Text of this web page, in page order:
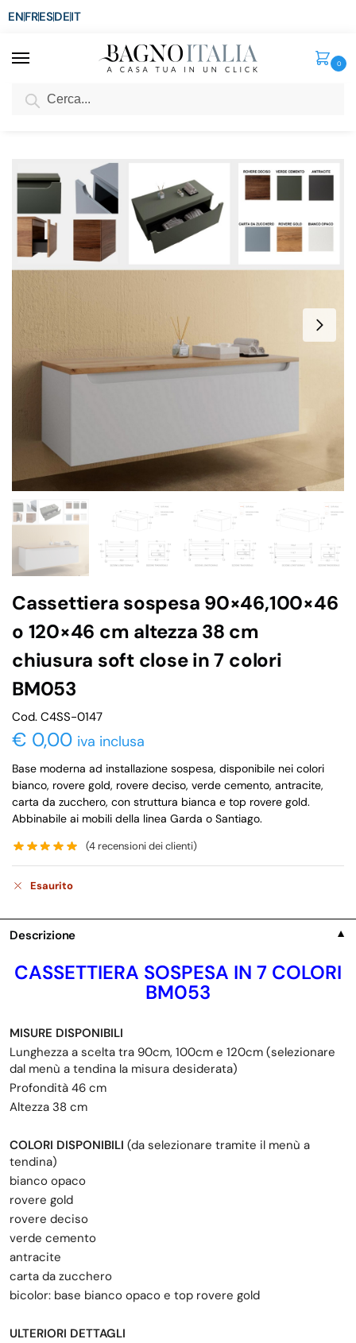
ENFRESDEIT
0
SCONTO del 3%
Cassettiera sospesa 90×46,100×46
o 120×46 cm altezza 38 cm
chiusura soft close in 7 colori
BM053
Cod. C4SS-0147
€ 0,00 iva inclusa
Base moderna ad installazione sospesa, disponibile nei colori
bianco, rovere gold, rovere deciso, verde cemento, antracite,
carta da zucchero, con struttura bianca e top rovere gold.
Abbinabile ai mobili della linea Garda o Santiago.
(4 recensioni dei clienti)
Esaurito
Descrizione ▼
CASSETTIERA SOSPESA IN 7 COLORI
BM053
MISURE DISPONIBILI
Lunghezza a scelta tra 90cm, 100cm e 120cm (selezionare
dal menù a tendina la misura desiderata)
Profondità 46 cm
Altezza 38 cm
COLORI DISPONIBILI (da selezionare tramite il menù a
tendina)
bianco opaco
rovere gold
rovere deciso
verde cemento
antracite
carta da zucchero
bicolor: base bianco opaco e top rovere gold
ULTERIORI DETTAGLI